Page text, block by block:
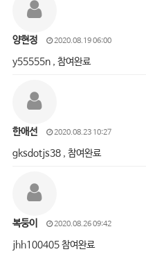
양현정 2020.08.19 06:00
y55555n , 참여완료
한애선 2020.08.23 10:27
gksdotjs38 , 참여완료
복둥이 2020.08.26 09:42
jhh100405 참여완료